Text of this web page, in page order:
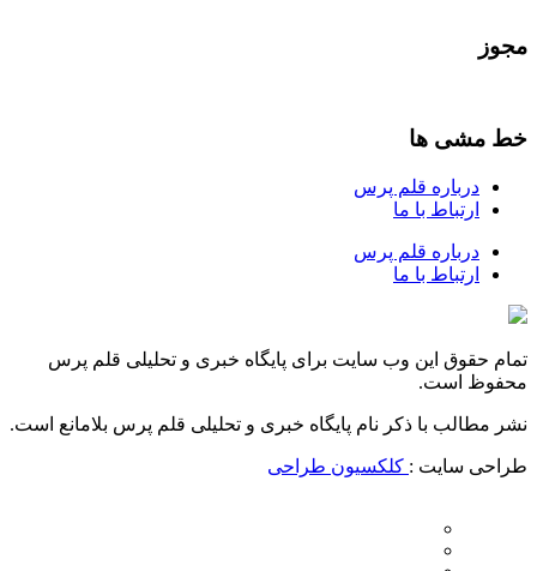
مجوز
خط مشی ها
درباره قلم پرس
ارتباط با ما
درباره قلم پرس
ارتباط با ما
تمام حقوق این وب سایت برای پایگاه خبری و تحلیلی قلم پرس
محفوظ است.
نشر مطالب با ذکر نام پایگاه خبری و تحلیلی قلم پرس بلامانع است.
طراحی سایت : کلکسیون طراحی